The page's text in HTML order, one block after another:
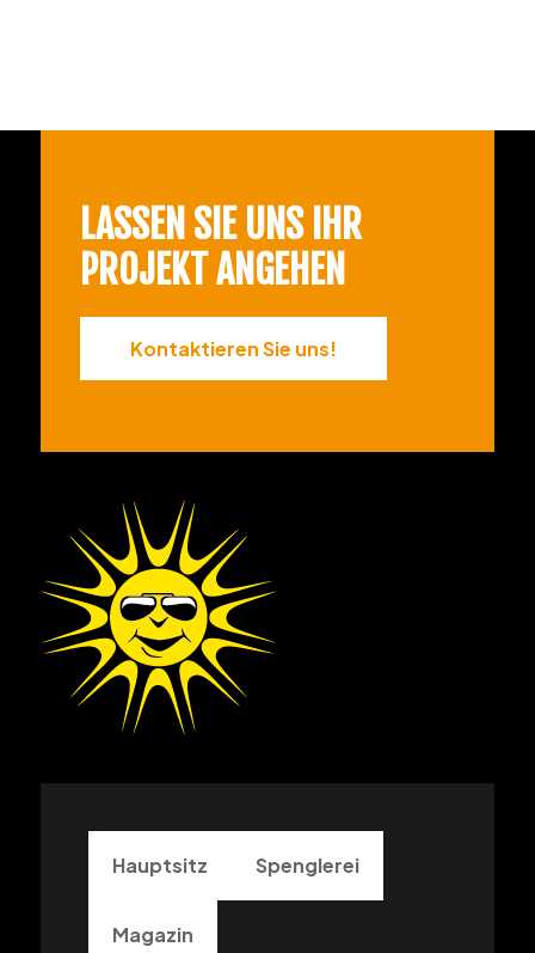
LASSEN SIE UNS IHR
PROJEKT ANGEHEN
Kontaktieren Sie uns!
Hauptsitz Spenglerei
Magazin